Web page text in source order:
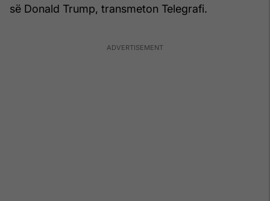
së Donald Trump, transmeton Telegrafi.